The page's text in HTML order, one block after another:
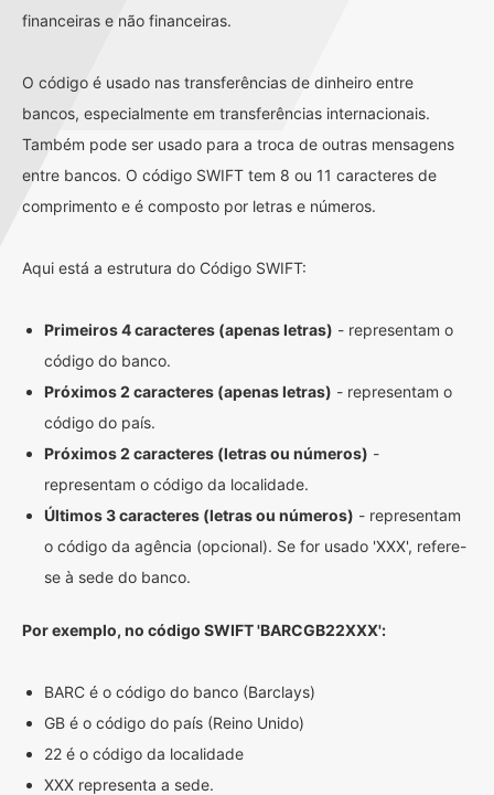
financeiras e não financeiras.
O código é usado nas transferências de dinheiro entre
bancos, especialmente em transferências internacionais.
Também pode ser usado para a troca de outras mensagens
entre bancos. O código SWIFT tem 8 ou 11 caracteres de
comprimento e é composto por letras e números.
Aqui está a estrutura do Código SWIFT:
Primeiros 4 caracteres (apenas letras) - representam o
código do banco.
Próximos 2 caracteres (apenas letras) - representam o
código do país.
Próximos 2 caracteres (letras ou números) -
representam o código da localidade.
Últimos 3 caracteres (letras ou números) - representam
o código da agência (opcional). Se for usado 'XXX', refere-
se à sede do banco.
Por exemplo, no código SWIFT 'BARCGB22XXX':
BARC é o código do banco (Barclays)
GB é o código do país (Reino Unido)
22 é o código da localidade
XXX representa a sede.